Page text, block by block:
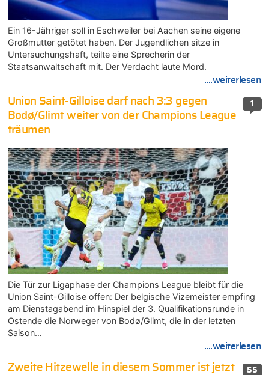
Ein 16-Jähriger soll in Eschweiler bei Aachen seine eigene
Großmutter getötet haben. Der Jugendlichen sitze in
Untersuchungshaft, teilte eine Sprecherin der
Staatsanwaltschaft mit. Der Verdacht laute Mord.
....weiterlesen
1
Union Saint-Gilloise darf nach 3:3 gegen
Bodø/Glimt weiter von der Champions League
träumen
Die Tür zur Ligaphase der Champions League bleibt für die
Union Saint-Gilloise offen: Der belgische Vizemeister empfing
am Dienstagabend im Hinspiel der 3. Qualifikationsrunde in
Ostende die Norweger von Bodø/Glimt, die in der letzten
Saison…
....weiterlesen
55
Zweite Hitzewelle in diesem Sommer ist jetzt